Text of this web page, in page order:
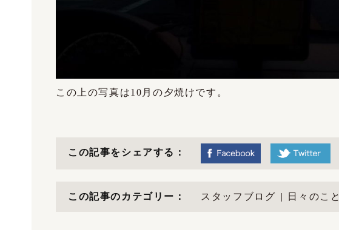
この上の写真は10月の夕焼けです。
この記事をシェアする：
この記事のカテゴリー： スタッフブログ 日々のこと